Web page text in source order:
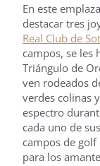
En este
destacar tres
Real Club de
campos, se les
Triángulo de
ven rodeados
verdes colinas
espectro
cada uno de
campos de golf
para los